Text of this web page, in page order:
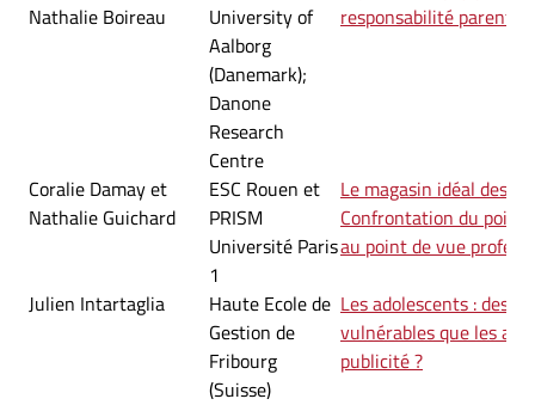
Nathalie Boireau
University of
Aalborg
(Danemark);
Danone
Research
Centre
responsabilité parentale
Coralie Damay et
Nathalie Guichard
ESC Rouen et
PRISM
Université Paris
1
Le magasin idéal des
Confrontation du point
au point de vue
Julien Intartaglia
Haute Ecole de
Gestion de
Fribourg
(Suisse)
Les adolescents : des
vulnérables que les
publicité ?